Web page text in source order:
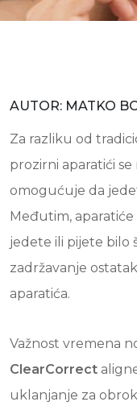
AUTOR: MATKO
Za razliku od
prozirni aparatići
omogućuje da
Međutim,
jedete ili pijete bilo
zadržavanje
aparatića.
Važnost vremena
ClearCorrect
uklanjanje za